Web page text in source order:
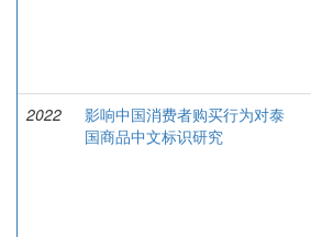
2022
影响中国消费者购买行为对泰
国商品中文标识研究